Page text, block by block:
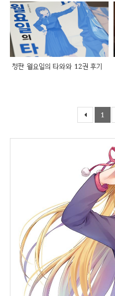
청판 월요일의 타와와 12권 후기
1